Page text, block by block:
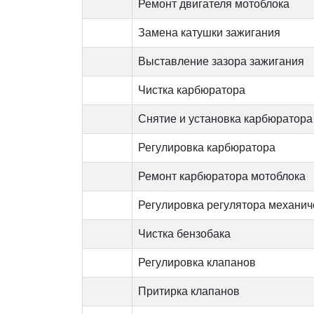
Ремонт двигателя мотоблока
Замена катушки зажигания
Выставление зазора зажигания
Чистка карбюратора
Снятие и установка карбюратора
Регулировка карбюратора
Ремонт карбюратора мотоблока
Регулировка регулятора
Чистка бензобака
Регулировка клапанов
Притирка клапанов